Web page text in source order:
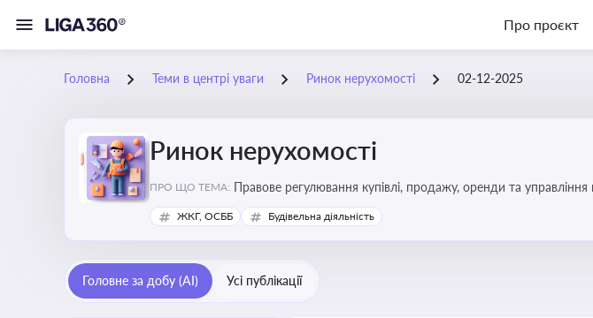
Про проєкт
Головна Теми в центрі уваги Ринок нерухомості 02-12-2025
Ринок нерухомості
ПРО ЩО ТЕМА: Правове регулювання купівлі, продажу, оренди та
об’єктів майна
ЖКГ, ОСББ Будівельна діяльність
Головне за добу (AI) Усі публікації